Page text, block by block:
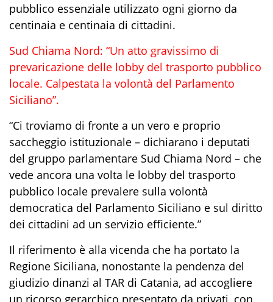
pubblico essenziale utilizzato ogni giorno da
centinaia e centinaia di cittadini.
Sud Chiama Nord: “Un atto gravissimo di
prevaricazione delle lobby del trasporto pubblico
locale. Calpestata la volontà del Parlamento
Siciliano”.
“Ci troviamo di fronte a un vero e proprio
saccheggio istituzionale – dichiarano i deputati
del gruppo parlamentare Sud Chiama Nord – che
vede ancora una volta le lobby del trasporto
pubblico locale prevalere sulla volontà
democratica del Parlamento Siciliano e sul diritto
dei cittadini ad un servizio efficiente.”
Il riferimento è alla vicenda che ha portato la
Regione Siciliana, nonostante la pendenza del
giudizio dinanzi al TAR di Catania, ad accogliere
un ricorso gerarchico presentato da privati, con